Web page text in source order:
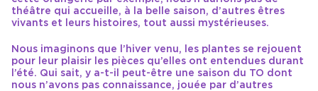
théâtre qui accueille, à la belle saison, d’autres êtres
vivants et leurs histoires, tout aussi mystérieuses.
Nous imaginons que l’hiver venu, les plantes se rejouent
pour leur plaisir les pièces qu’elles ont entendues durant
l’été. Qui sait, y a-t-il peut-être une saison du TO dont
nous n’avons pas connaissance, jouée par d’autres